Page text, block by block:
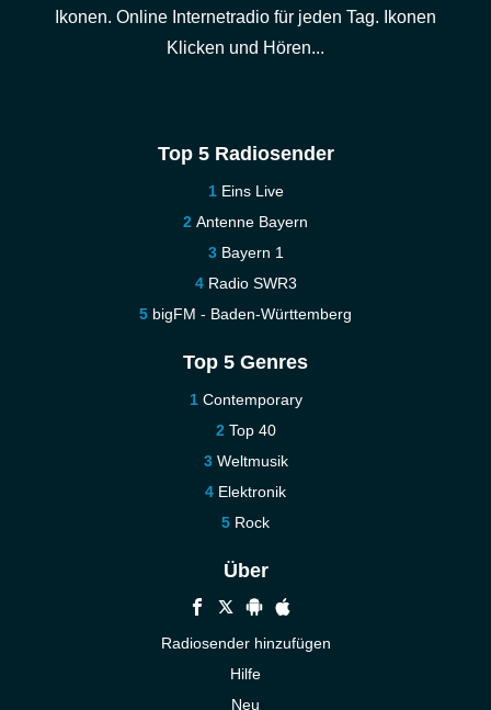
Ikonen. Online Internetradio für jeden Tag. Ikonen
Klicken und Hören...
Top 5 Radiosender
Eins Live
Antenne Bayern
Bayern 1
Radio SWR3
bigFM - Baden-Württemberg
Top 5 Genres
Contemporary
Top 40
Weltmusik
Elektronik
Rock
Über
Radiosender hinzufügen
Hilfe
Neu